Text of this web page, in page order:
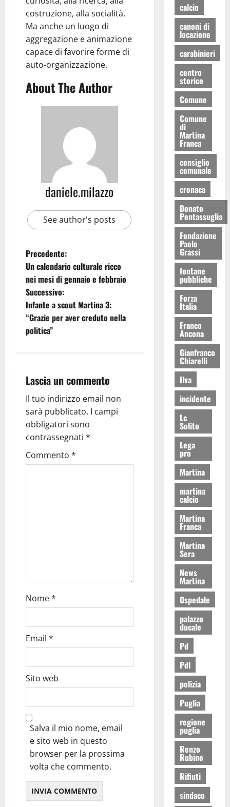
costruzione, alla socialità.
Ma anche un luogo di
aggregazione e animazione
capace di favorire forme di
auto-organizzazione.
About The Author
daniele.milazzo
See author's posts
Precedente:
Un calendario culturale ricco
nei mesi di gennaio e febbraio
Successivo:
Infante a scout Martina 3:
“Grazie per aver creduto nella
politica”
Lascia un commento
Il tuo indirizzo email non
sarà pubblicato. I campi
obbligatori sono
contrassegnati *
Commento *
Nome*
Email *
Sito web
Salva il mio nome, email
e sito web in questo
browser per la prossima
volta che commento.
calcio
canoni di
locazione
carabinieri
centro
storico
Comune
Comune
di
Martina
Franca
consiglio
comunale
cronaca
Donato
Pentassuglia
Fondazione
Paolo
Grassi
fontane
pubbliche
Forza
Italia
Franco
Ancona
Gianfranco
Chiarelli
Ilva
incidente
Lc
Solito
Lega
pro
Martina
martina
calcio
Martina
Franca
Martina
Sera
News
Martina
Ospedale
palazzo
ducale
Pd
Pdl
polizia
Puglia
regione
puglia
Renzo
Rubino
Rifiuti
sindaco